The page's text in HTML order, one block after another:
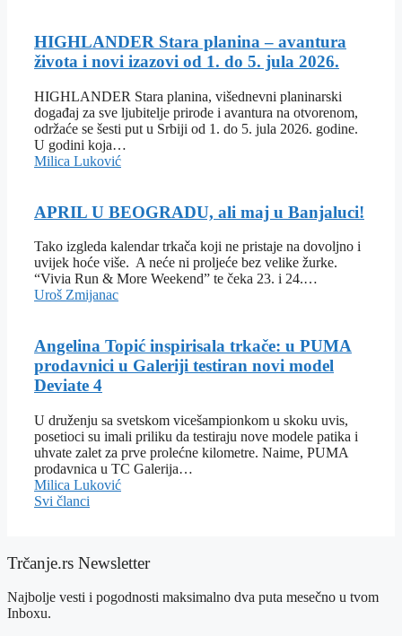
HIGHLANDER Stara planina – avantura
života i novi izazovi od 1. do 5. jula 2026.
HIGHLANDER Stara planina, višednevni planinarski
događaj za sve ljubitelje prirode i avantura na otvorenom,
održaće se šesti put u Srbiji od 1. do 5. jula 2026. godine.
U godini koja…
Milica Luković
APRIL U BEOGRADU, ali maj u Banjaluci!
Tako izgleda kalendar trkača koji ne pristaje na dovoljno i
uvijek hoće više. A neće ni proljeće bez velike žurke.
“Vivia Run & More Weekend” te čeka 23. i 24.…
Uroš Zmijanac
Angelina Topić inspirisala trkače: u PUMA
prodavnici u Galeriji testiran novi model
Deviate 4
U druženju sa svetskom vicešampionkom u skoku uvis,
posetioci su imali priliku da testiraju nove modele patika i
uhvate zalet za prve prolećne kilometre. Naime, PUMA
prodavnica u TC Galerija…
Milica Luković
Svi članci
Trčanje.rs Newsletter
Najbolje vesti i pogodnosti maksimalno dva puta mesečno u tvom
Inboxu.